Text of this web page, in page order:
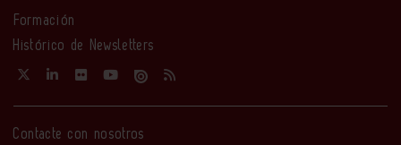
Formación
Histórico de Newsletters
Contacte con nosotros